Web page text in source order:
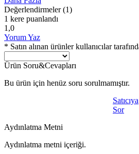
Değerlendirmeler (1)
1 kere puanlandı
1,0
Yorum Yaz
* Satın alınan ürünler kullanıcılar
Ürün Soru&Cevapları
Bu ürün için henüz soru sorulmamıştır.
Satıcıya
Sor
Aydınlatma Metni
Aydınlatma metni içeriği.